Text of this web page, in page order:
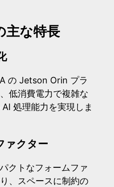
主な特長
の Jetson Orin プラ
低消費電力で複雑な
処理能力を実現しま
ァクター
クトなフォームファ
、スペースに制約の